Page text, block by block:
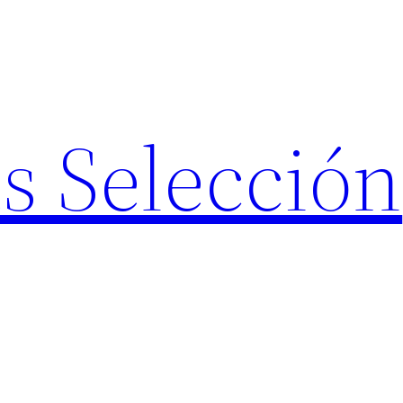
Selección